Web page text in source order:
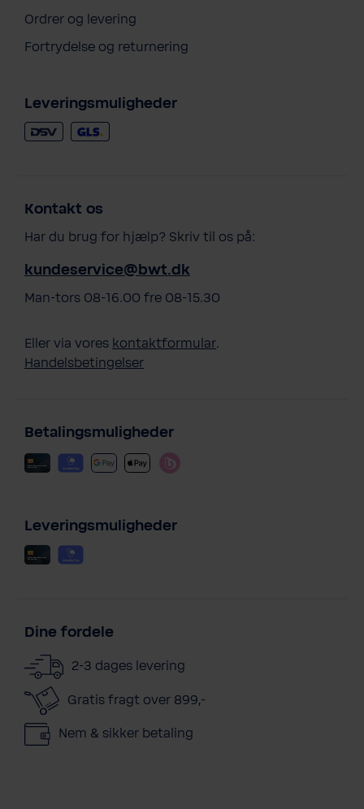
Ordrer og levering
Fortrydelse og returnering
Leveringsmuligheder
Kontakt os
Har du brug for hjælp? Skriv til os på:
kundeservice@bwt.dk
Man-tors 08-16.00 fre 08-15.30
Eller via vores kontaktformular.
Handelsbetingelser
Betalingsmuligheder
Leveringsmuligheder
Dine fordele
2-3 dages levering
Gratis fragt over 899,-
Nem & sikker betaling